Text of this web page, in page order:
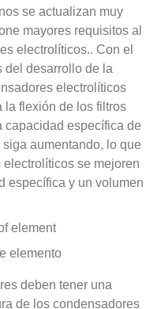
se actualizan muy
mayores requisitos al
electrolíticos.. Con el
del desarrollo de la
electrolíticos
la flexión de los filtros
capacidad específica de
aumentando, lo que
se mejoren
específica y un volumen
elemento
deben tener una
de los condensadores